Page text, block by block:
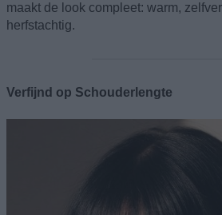
maakt de look compleet: warm,
herfstachtig.
Verfijnd op Schouderlengte